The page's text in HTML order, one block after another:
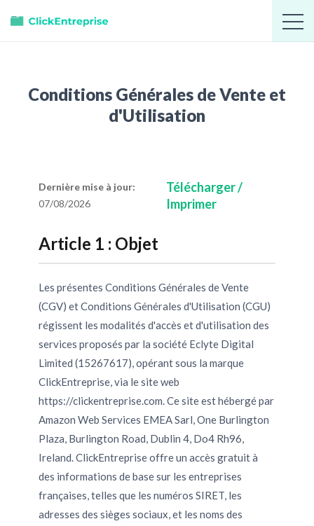
Conditions Générales de Vente et
d'Utilisation
Dernière mise à jour:
07/08/2026
Télécharger /
Imprimer
Article 1 : Objet
Les présentes Conditions Générales de Vente
(CGV) et Conditions Générales d'Utilisation (CGU)
régissent les modalités d'accès et d'utilisation des
services proposés par la société Eclyte Digital
Limited (15267617), opérant sous la marque
ClickEntreprise, via le site web
https://clickentreprise.com. Ce site est hébergé par
Amazon Web Services EMEA Sarl, One Burlington
Plaza, Burlington Road, Dublin 4, Do4 Rh96,
Ireland. ClickEntreprise offre un accès gratuit à
des informations de base sur les entreprises
françaises, telles que les numéros SIRET, les
adresses des sièges sociaux, et les noms des